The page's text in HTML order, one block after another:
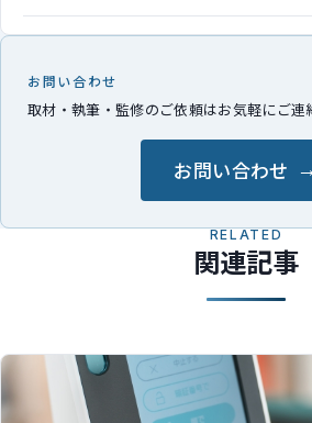
お問い合わせ
取材・執筆・監修のご依頼はお気軽にご連
お問い合わせ
RELATED
関連記事